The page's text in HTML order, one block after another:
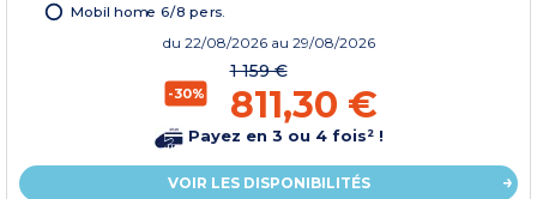
Mobil home 6/8 pers.
du 22/08/2026 au 29/08/2026
-30%
1 159 €
811,30 €
Payez en 3 ou 4 fois² !
VOIR LES DISPONIBILITÉS